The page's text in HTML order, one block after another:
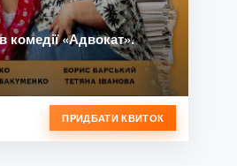
комедії «Адвокат».
ПРИДБАТИ КВИТОК